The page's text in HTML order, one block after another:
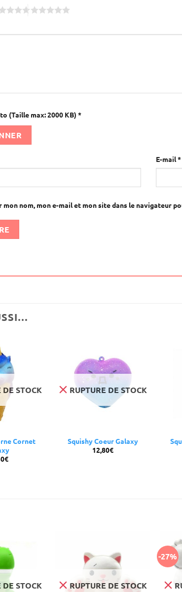
(Taille max: 2000 KB) *
E-mail*
mon nom, mon e-mail et mon site dans le navigateur
DE STOCK
Cornet
€
RUPTURE DE STOCK
Squishy Coeur Galaxy
12,80€
DE STOCK RUPTURE DE STOCK
-27%